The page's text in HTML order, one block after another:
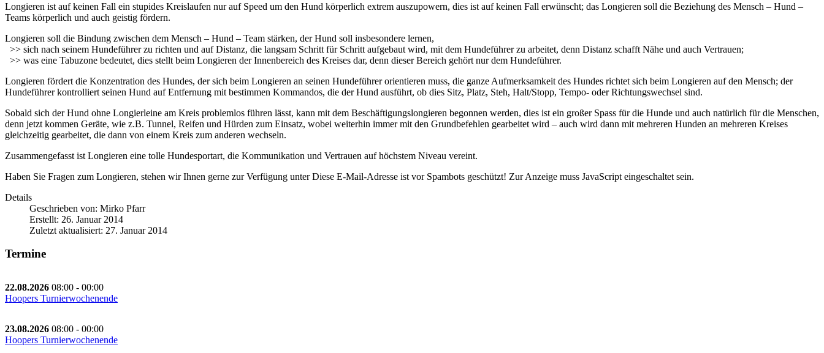
Longieren ist auf keinen Fall ein stupides Kreislaufen nur auf Speed um den Hund körperlich extrem auszupowern, dies ist auf keinen Fall erwünscht; das Longieren soll die Beziehung des Mensch – Hund –
Teams körperlich und auch geistig fördern.
Longieren soll die Bindung zwischen dem Mensch – Hund – Team stärken, der Hund soll insbesondere lernen,
>> sich nach seinem Hundeführer zu richten und auf Distanz, die langsam Schritt für Schritt aufgebaut wird, mit dem Hundeführer zu arbeitet, denn Distanz schafft Nähe und auch Vertrauen;
>> was eine Tabuzone bedeutet, dies stellt beim Longieren der Innenbereich des Kreises dar, denn dieser Bereich gehört nur dem Hundeführer.
Longieren fördert die Konzentration des Hundes, der sich beim Longieren an seinen Hundeführer orientieren muss, die ganze Aufmerksamkeit des Hundes richtet sich beim Longieren auf den Mensch; der
Hundeführer kontrolliert seinen Hund auf Entfernung mit bestimmen Kommandos, die der Hund ausführt, ob dies Sitz, Platz, Steh, Halt/Stopp, Tempo- oder Richtungswechsel sind.
Sobald sich der Hund ohne Longierleine am Kreis problemlos führen lässt, kann mit dem Beschäftigungslongieren begonnen werden, dies ist ein großer Spass für die Hunde und auch natürlich für die Menschen,
denn jetzt kommen Geräte, wie z.B. Tunnel, Reifen und Hürden zum Einsatz, wobei weiterhin immer mit den Grundbefehlen gearbeitet wird – auch wird dann mit mehreren Hunden an mehreren Kreises
gleichzeitig gearbeitet, die dann von einem Kreis zum anderen wechseln.
Zusammengefasst ist Longieren eine tolle Hundesportart, die Kommunikation und Vertrauen auf höchstem Niveau vereint.
Haben Sie Fragen zum Longieren, stehen wir Ihnen gerne zur Verfügung unterDiese E-Mail-Adresse ist vor Spambots geschützt! Zur Anzeige muss JavaScript eingeschaltet sein.
Details
Geschrieben von: Mirko Pfarr
Erstellt: 26. Januar 2014
Zuletzt aktualisiert: 27. Januar 2014
Termine
22.08.2026 08:00 - 00:00
Hoopers Turnierwochenende
23.08.2026 08:00 - 00:00
Hoopers Turnierwochenende